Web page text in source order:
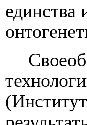
единства
(